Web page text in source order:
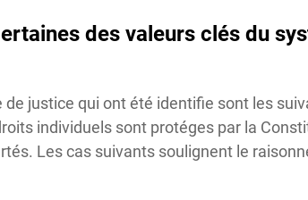
des valeurs clés du
justice qui ont été identifie sont les
individuels sont protéges par la
Les cas suivants soulignent le